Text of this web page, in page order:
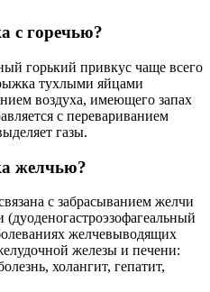
с горечью?
горький привкус чаще всего
тухлыми яйцами
воздуха, имеющего запах
с перевариванием
газы.
желчью?
с забрасыванием желчи
желчевыводящих
железы и печени:
холангит, гепатит,